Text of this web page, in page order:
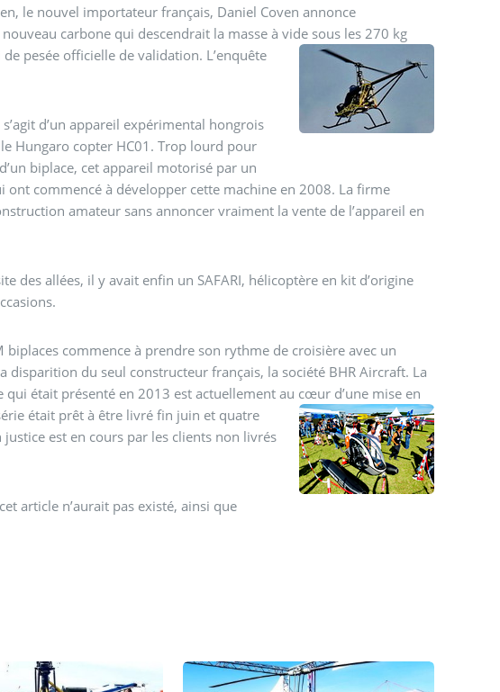
le nouvel importateur français, Daniel Coven annonce
carbone qui descendrait la masse à vide sous les 270 kg
pesée officielle de validation. L’enquête
d’un appareil expérimental hongrois
Hungaro copter HC01. Trop lourd pour
biplace, cet appareil motorisé par un
ont commencé à développer cette machine en 2008. La firme
amateur sans annoncer vraiment la vente de l’appareil en
des allées, il y avait enfin un SAFARI, hélicoptère en kit d’origine
commence à prendre son rythme de croisière avec un
disparition du seul constructeur français, la société BHR Aircraft. La
était présenté en 2013 est actuellement au cœur d’une mise en
était prêt à être livré fin juin et quatre
est en cours par les clients non livrés
article n’aurait pas existé, ainsi que